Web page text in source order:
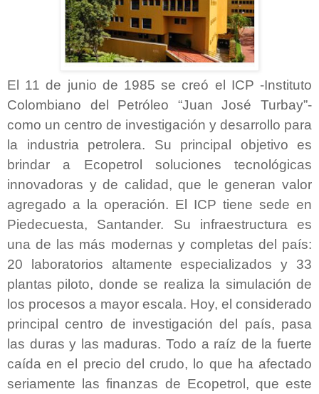
El 11 de junio de 1985 se creó el ICP -Instituto
Colombiano del Petróleo “Juan José Turbay”-
como un centro de investigación y desarrollo para
la industria petrolera. Su principal objetivo es
brindar a Ecopetrol soluciones tecnológicas
innovadoras y de calidad, que le generan valor
agregado a la operación. El ICP tiene sede en
Piedecuesta, Santander. Su infraestructura es
una de las más modernas y completas del país:
20 laboratorios altamente especializados y 33
plantas piloto, donde se realiza la simulación de
los procesos a mayor escala. Hoy, el considerado
principal centro de investigación del país, pasa
las duras y las maduras. Todo a raíz de la fuerte
caída en el precio del crudo, lo que ha afectado
seriamente las finanzas de Ecopetrol, que este